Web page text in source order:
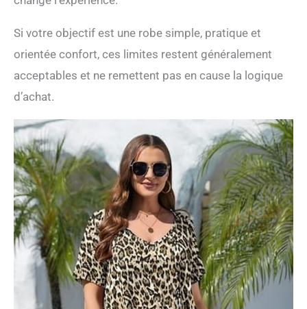
Si votre objectif est une robe simple, pratique et
orientée confort, ces limites restent généralement
acceptables et ne remettent pas en cause la logique
d’achat.